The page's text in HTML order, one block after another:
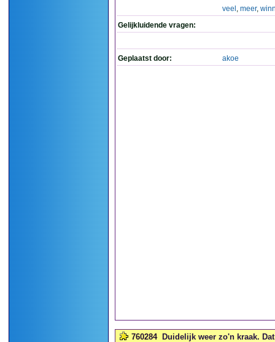
veel , meer,
Gelijkluidende vragen:
Geplaatst door: akoe
760284 Duidelijk weer zo'n kraak.